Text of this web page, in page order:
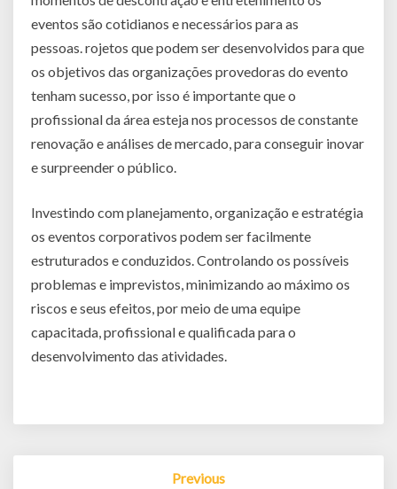
eventos são cotidianos e necessários para as
pessoas. rojetos que podem ser desenvolvidos para que
os objetivos das organizações provedoras do evento
tenham sucesso, por isso é importante que o
profissional da área esteja nos processos de constante
renovação e análises de mercado, para conseguir inovar
e surpreender o público.
Investindo com planejamento, organização e estratégia
os eventos corporativos podem ser facilmente
estruturados e conduzidos. Controlando os possíveis
problemas e imprevistos, minimizando ao máximo os
riscos e seus efeitos, por meio de uma equipe
capacitada, profissional e qualificada para o
desenvolvimento das atividades.
Previous